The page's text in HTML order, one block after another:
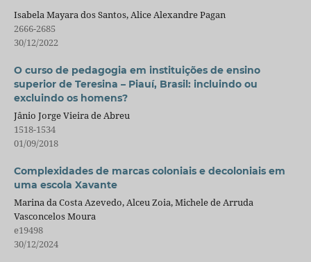
Isabela Mayara dos Santos, Alice Alexandre Pagan
2666-2685
30/12/2022
O curso de pedagogia em instituições de ensino
superior de Teresina – Piauí, Brasil: incluindo ou
excluindo os homens?
Jânio Jorge Vieira de Abreu
1518-1534
01/09/2018
Complexidades de marcas coloniais e decoloniais em
uma escola Xavante
Marina da Costa Azevedo, Alceu Zoia, Michele de Arruda
Vasconcelos Moura
e19498
30/12/2024